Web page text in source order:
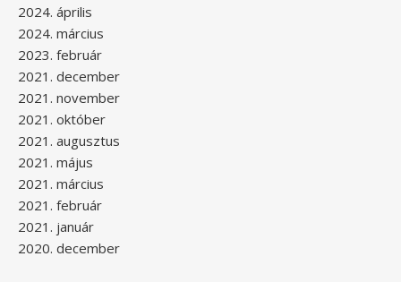
2024. április
2024. március
2023. február
2021. december
2021. november
2021. október
2021. augusztus
2021. május
2021. március
2021. február
2021. január
2020. december